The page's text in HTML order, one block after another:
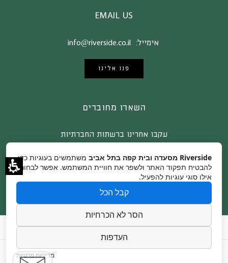
EMAIL US
אימייל:
פנו אלינו
השארו מחוברים
עקבו אחרינו ברשתות החברתיות
צור קשר קרדיטים לצלמים הצהרת נגישות
Copyright © 2025 RiverSide.
Riverside מסעדה ובית קפה בתל אביב
משתמשים בעוגיות כדי
להבטיח תפקוד האתר ולשפר את חוויית המשתמש. אפשר לבחור
אילו סוגי עוגיות להפעיל.
קבל הכל
הסר לא הכרחיות
העדפות
מדיניות פרטיות